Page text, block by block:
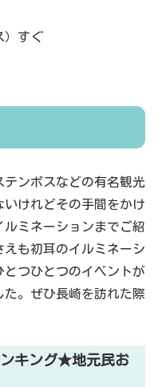
）すぐ
ンボスなどの有名観光
けれどその手間をかけ
ミネーションまでご紹
も初耳のイルミネーシ
とつひとつのイベントが
。ぜひ長崎を訪れた際
キング★地元民お